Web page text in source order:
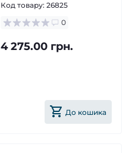
Код товару: 26825
0
4 275.00 грн.
До кошика